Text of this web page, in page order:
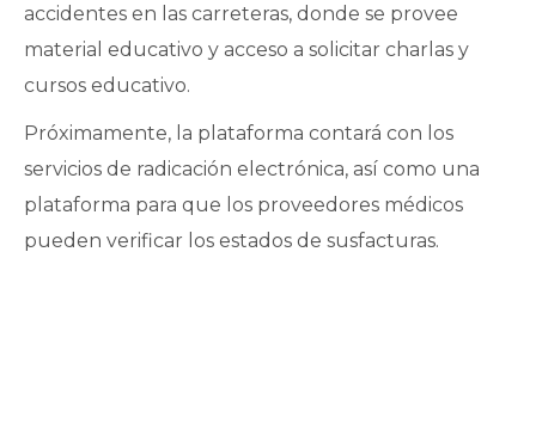
accidentes en las carreteras, donde se provee
material educativo y acceso a solicitar charlas y
cursos educativo.
Próximamente, la plataforma contará con los
servicios de radicación electrónica, así como una
plataforma para que los proveedores médicos
pueden verificar los estados de susfacturas.